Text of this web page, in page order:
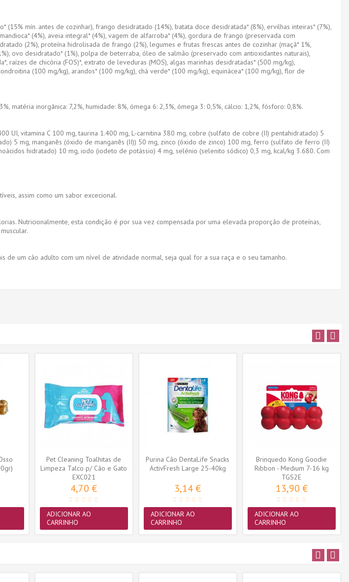
(15% mín. antes de cozinhar), frango desidratado (14%), batata doce desidratada* (8%), ervilhas inteiras* (7%),
(4%), aveia integral* (4%), vagem de alfarroba* (4%), gordura de frango (preservada com
(2%), proteína hidrolisada de frango (2%), legumes e frutas frescas antes de cozinhar (maçã* 1%,
ovo desidratado* (1%), polpa de beterraba, óleo de salmão (preservado com antioxidantes naturais),
raízes de chicória (FOS)*, extrato de leveduras (MOS), algas marinhas desidratadas* (500 mg/kg),
(100 mg/kg), arandos* (100 mg/kg), chá verde* (100 mg/kg), equinácea* (100 mg/kg), flor de
matéria inorgânica: 7,2%, humidade: 8%, ómega 6: 2,3%, ómega 3: 0,5%, cálcio: 1,2%, fósforo: 0,8%.
UI, vitamina C 100 mg, taurina 1.400 mg, L-carnitina 380 mg, cobre (sulfato de cobre (II) pentahidratado) 5
5 mg, manganês (óxido de manganês (II)) 50 mg, zinco (óxido de zinco) 100 mg, ferro (sulfato de ferro (II)
hidratado) 10 mg, iodo (iodeto de potássio) 4 mg, selénio (selenito sódico) 0,3 mg, kcal/kg 3.680. Com
assim como um sabor excecional.
Nutricionalmente, esta condição é por sua vez compensada por uma elevada proporção de proteínas,
de um cão adulto com um nível de atividade normal, seja qual for a sua raça e o seu tamanho.
Pet Cleaning Toalhitas de
Limpeza Talco p/ Cão e Gato
35...
EXC021
4,70 €
ADICIONAR AO
CARRINHO
Purina Cão DentaLife Snacks
ActivFresh Large 25-40kg
3,14 €
ADICIONAR AO
CARRINHO
Brinquedo Kong Goodie
Ribbon - Medium 7-16 kg
(TGS2E)
TGS2E
13,90 €
ADICIONAR AO
CARRINHO